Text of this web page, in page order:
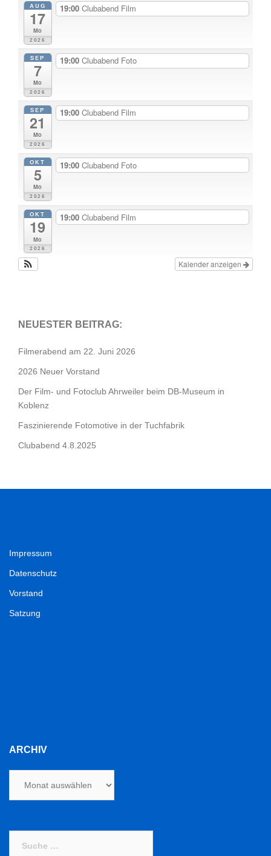
AUG
17
Mo
2026
19:00 Clubabend Film
SEP
7
Mo
2026
19:00 Clubabend Foto
SEP
21
Mo
2026
19:00 Clubabend Film
OKT
5
Mo
2026
19:00 Clubabend Foto
OKT
19
Mo
2026
19:00 Clubabend Film
Kalender anzeigen
NEUESTER BEITRAG:
Filmerabend am 22. Juni 2026
2026 Neuer Vorstand
Der Film- und Fotoclub Ahrweiler beim DB-Museum in
Koblenz
Faszinierende Fotomotive in der Tuchfabrik
Clubabend 4.8.2025
Impressum
Datenschutz
Vorstand
Satzung
ARCHIV
nach: